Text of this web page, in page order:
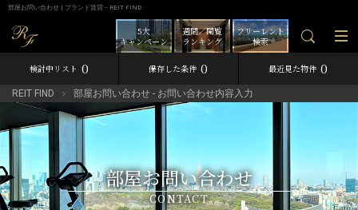
部屋お問い合わせ | ブランド賃貸－REIT FIND
フリーレント
検索
週間／閲覧
ランキング
5大
キャンペーン
検討中リスト 0 保存した条件 0 最近見た物件 0
REIT FIND 部屋お問い合わせ - お問い合わせ内容入力
部屋お問い合わせ
CONTACT